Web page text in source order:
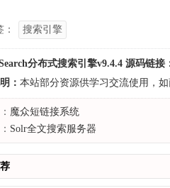
搜索引擎
分布式搜索引擎v9.4.4 源码链接
： 本站部分资源供学习交流使用，如
魔众短链接系统
Solr全文搜索服务器